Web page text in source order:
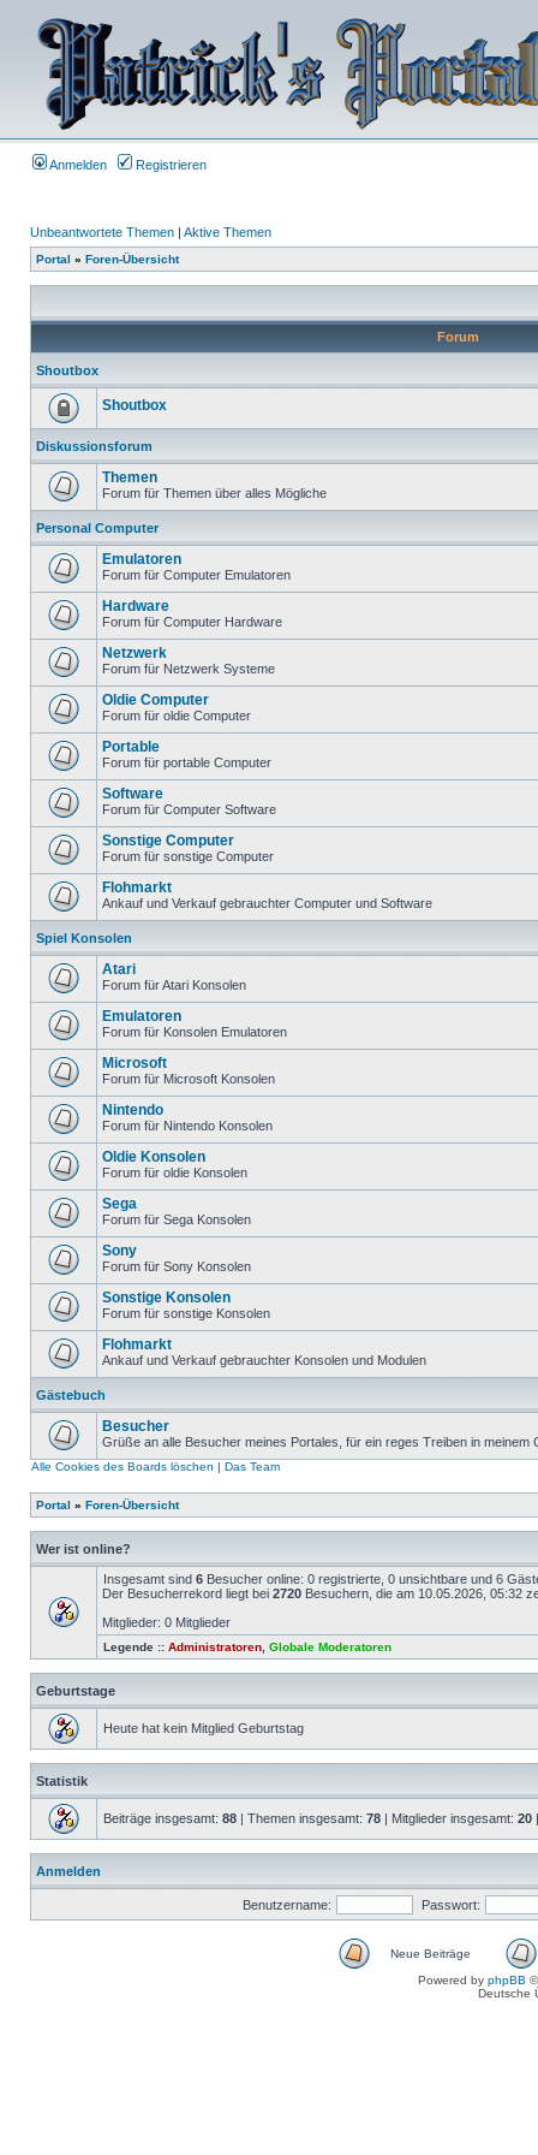
Anmelden Registrieren
Unbeantwortete Themen | Aktive Themen
Portal » Foren-Übersicht
Forum
Shoutbox
Shoutbox
Diskussionsforum
Themen
Forum für Themen über alles Mögliche
Personal Computer
Emulatoren
Forum für Computer Emulatoren
Hardware
Forum für Computer Hardware
Netzwerk
Forum für Netzwerk Systeme
Oldie Computer
Forum für oldie Computer
Portable
Forum für portable Computer
Software
Forum für Computer Software
Sonstige Computer
Forum für sonstige Computer
Flohmarkt
Ankauf und Verkauf gebrauchter Computer und Software
Spiel Konsolen
Atari
Forum für Atari Konsolen
Emulatoren
Forum für Konsolen Emulatoren
Microsoft
Forum für Microsoft Konsolen
Nintendo
Forum für Nintendo Konsolen
Oldie Konsolen
Forum für oldie Konsolen
Sega
Forum für Sega Konsolen
Sony
Forum für Sony Konsolen
Sonstige Konsolen
Forum für sonstige Konsolen
Flohmarkt
Ankauf und Verkauf gebrauchter Konsolen und Modulen
Gästebuch
Besucher
Grüße an alle Besucher meines Portales, für ein reges Treiben in
Alle Cookies des Boards löschen | Das Team
Portal » Foren-Übersicht
Wer ist online?
Insgesamt sind 6 Besucher online: 0 registrierte, 0 unsichtbare und 6
Der Besucherrekord liegt bei 2720 Besuchern, die am 10.05.2026, 05:32
Mitglieder: 0 Mitglieder
Legende :: Administratoren Globale Moderatoren
Geburtstage
Heute hat kein Mitglied Geburtstag
Statistik
Beiträge insgesamt: 88 | Themen insgesamt: 78 | Mitglieder insgesamt: 20
Anmelden
Benutzername: Passwort:
Neue Beiträge
Powered by phpBB
Deutsche